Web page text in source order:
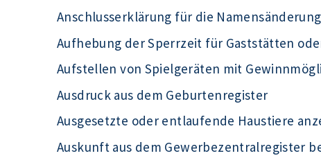
Anschlusserklärung für die
Aufhebung der Sperrzeit für Gaststätten
Aufstellen von Spielgeräten mit
Ausdruck aus dem Geburtenregister
Ausgesetzte oder entlaufende Haustiere
Auskunft aus dem Gewerbezentralregister